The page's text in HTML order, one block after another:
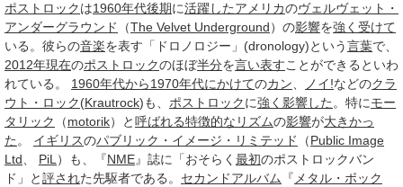
ポストロックは1960年代後期に活躍したアメリカのヴェルヴェット・
アンダーグラウンド
（The Velvet Underground）の影響を強く 受けて
いる。彼らの音楽を表す「ドロノロジー」(dronology)という言葉で、
2012年現在のポストロックのほぼ半分を言い表すことができるといわ
れている。 1960年代から1970年代にかけてのカン、 ノイ!などのクラ
ウト・ロック(Krautrock)も、 ポストロックに強く 影響した。特にモー
タリック
（motorik）と呼ばれる特徴的な リズムの影響が大きかっ
た。 イギリスのパブリック・イメージ・リミテッド （Public Image
Ltd、 PiL）も、『NME』誌に「おそらく 最初のポストロックバン
ド」と評された先駆者である。 セカンドアルバム 『メタル・ボック